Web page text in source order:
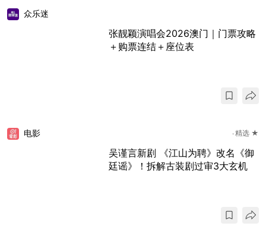
众乐迷
张靓颖演唱会2026澳门｜门票攻略
＋购票连结＋座位表
电影 精选 ★
吴谨言新剧 《江山为聘》改名《御
廷谣》！拆解古装剧过审3大玄机